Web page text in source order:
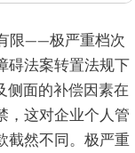
限——极严重档次
碍法案转置法规下
侧面的补偿因素在
，这对企业个人管
截然不同。极严重